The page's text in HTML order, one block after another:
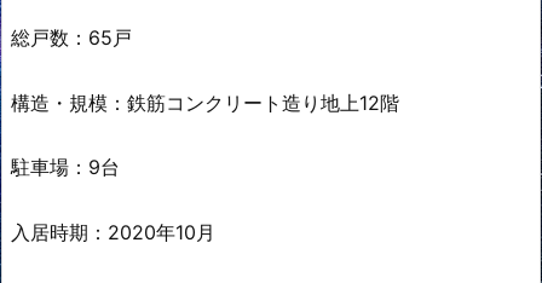
総戸数：65戸
構造・規模：鉄筋コンクリート造り地上12階
駐車場：9台
入居時期：2020年10月